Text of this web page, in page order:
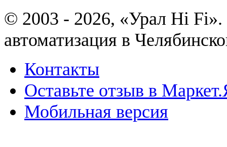
© 2003 - 2026, «Урал Hi
автоматизация в
Контакты
Оставьте отзыв в
Мобильная версия